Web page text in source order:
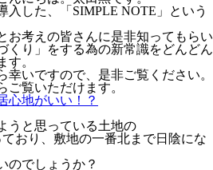
入した、「SIMPLE NOTE」という
お考えの皆さんに是非知ってもらい
くり」をする為の新常識をどんどん
す。
幸いですので、是非ご覧ください。
ご覧いただけます。
心地がいい！？
うと思っている土地の
おり、敷地の一番北まで日陰にな
のでしょうか？